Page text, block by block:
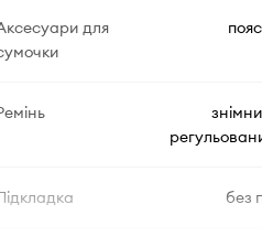
для
без